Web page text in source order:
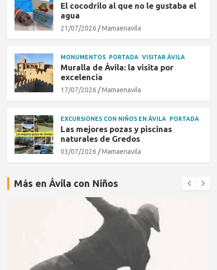
El cocodrilo al que no le gustaba el
agua
21/07/2026 Mamaenavila
MONUMENTOS PORTADA VISITAR ÁVILA
Muralla de Ávila: la visita por
excelencia
17/07/2026 Mamaenavila
EXCURSIONES CON NIÑOS EN ÁVILA PORTADA
Las mejores pozas y piscinas
naturales de Gredos
03/07/2026 Mamaenavila
Más en Ávila con Niños